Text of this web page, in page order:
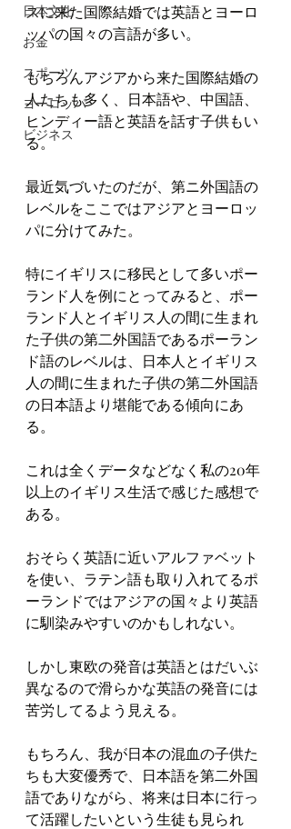
日本文化
お金
スポーツ
ヨーロッパ
ビジネス
スに来た国際結婚では英語とヨーロ
ッパの国々の言語が多い。
もちろんアジアから来た国際結婚の
人たちも多く、日本語や、中国語、
ヒンディー語と英語を話す子供もい
る。
最近気づいたのだが、第ニ外国語の
レベルをここではアジアとヨーロッ
パに分けてみた。
特にイギリスに移民として多いポー
ランド人を例にとってみると、ポー
ランド人とイギリス人の間に生まれ
た子供の第二外国語であるポーラン
ド語のレベルは、日本人とイギリス
人の間に生まれた子供の第二外国語
の日本語より堪能である傾向にあ
る。
これは全くデータなどなく私の20年
以上のイギリス生活で感じた感想で
ある。
おそらく英語に近いアルファベット
を使い、ラテン語も取り入れてるポ
ーランドではアジアの国々より英語
に馴染みやすいのかもしれない。
しかし東欧の発音は英語とはだいぶ
異なるので滑らかな英語の発音には
苦労してるよう見える。
もちろん、我が日本の混血の子供た
ちも大変優秀で、日本語を第二外国
語でありながら、将来は日本に行っ
て活躍したいという生徒も見られ